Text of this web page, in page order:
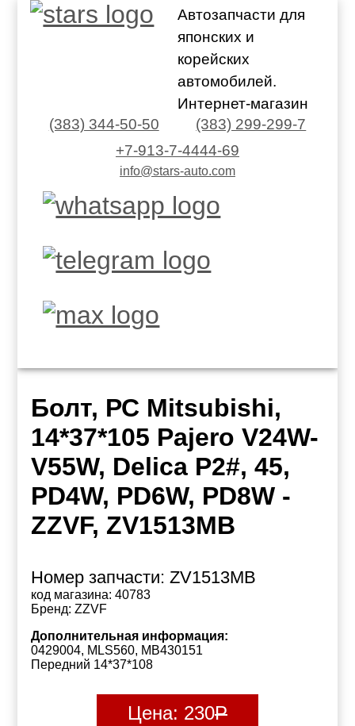
Автозапчасти для
японских и
корейских
автомобилей.
Интернет-магазин
(383) 344-50-50
(383) 299-299-7
+7-913-7-4444-69
info@stars-auto.com
Болт, РС Mitsubishi,
14*37*105 Pajero V24W-
V55W, Delica P2#, 45,
PD4W, PD6W, PD8W -
ZZVF, ZV1513MB
Номер запчасти: ZV1513MB
код магазина: 40783
Бренд: ZZVF
Дополнительная информация:
0429004, MLS560, MB430151
Передний 14*37*108
Цена: 230Р